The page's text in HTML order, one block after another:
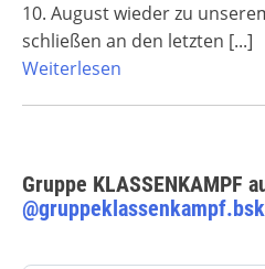
10. August wieder zu
schließen an den letzten [...]
Weiterlesen
Gruppe KLASSENKAMPF